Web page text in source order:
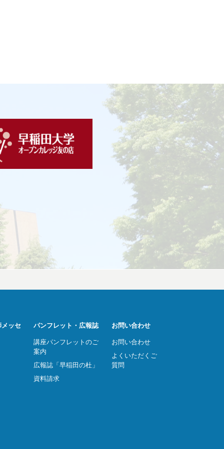
ッセ パンフレット・広報誌
講座パンフレットのご
案内
広報誌「早稲田の杜」
資料請求
お問い合わせ
お問い合わせ
よくいただくご
質問